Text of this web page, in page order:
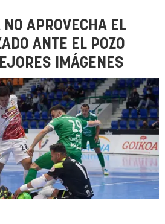
APROVECHA EL
ANTE EL POZO
IMÁGENES